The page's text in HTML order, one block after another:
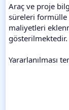
Araç ve proje
süreleri formülle
maliyetleri
gösterilmektedir.
Yararlanılması